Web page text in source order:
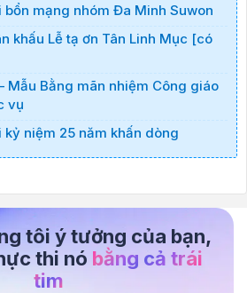
bổn mạng nhóm Đa Minh Suwon
khấu Lễ tạ ơn Tân Linh Mục [có
Mẫu Bằng mãn nhiệm Công giáo
vụ
kỷ niệm 25 năm khấn dòng
tôi ý tưởng của bạn,
thi nó bằng cả trái
tim